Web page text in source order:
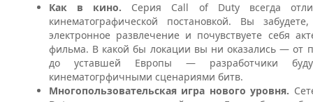
Как в кино. Серия Call of Duty всегда
кинематографической постановкой. Вы
электронное развлечение и почувствуете себя
фильма. В какой бы локации вы ни оказались — от
до уставшей Европы — разработчики
кинематогрфичными сценариями битв.
Многопользовательская игра нового уровня.